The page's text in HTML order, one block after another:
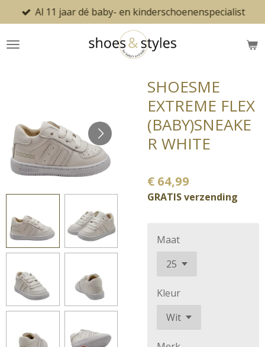
direct
naar
Al 11 jaar dé baby- en kinderschoenenspecialist
SHOESME
EXTREME FLEX
(BABY)SNEAKE
R WHITE
€ 64,99
GRATIS verzending
Maat
Kleur